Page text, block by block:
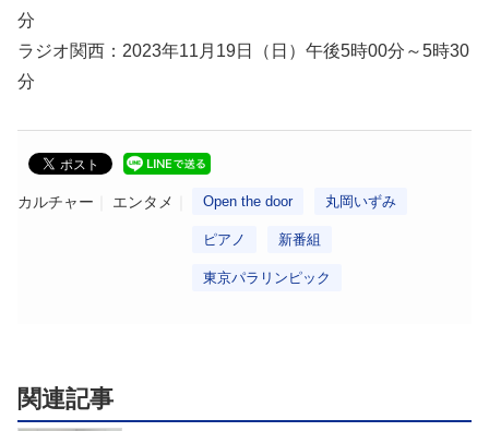
分
ラジオ関西：2023年11月19日（日）午後5時00分～5時30
分
カルチャー エンタメ Open the door 丸岡いずみ
ピアノ 新番組
東京パラリンピック
関連記事